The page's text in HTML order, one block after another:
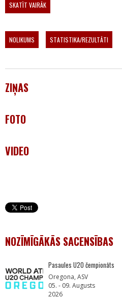
SKATĪT VAIRĀK
NOLIKUMS STATISTIKA/REZULTĀTI
ZIŅAS
FOTO
VIDEO
NOZĪMĪGĀKĀS SACENSĪBAS
Pasaules U20 čempionāts
Oregona, ASV
05. - 09. Augusts
2026